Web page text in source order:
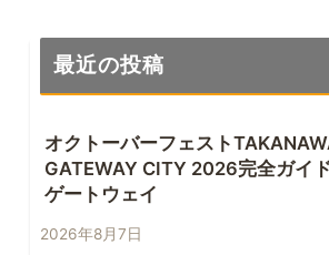
最近の投稿
オクトーバーフェスト
GATEWAY CITY 2026完全ガイ
ゲートウェイ
2026年8月7日